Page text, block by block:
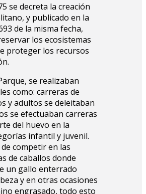
se decreta la creación
y publicado en la
de la misma fecha,
los ecosistemas
proteger los recursos
se realizaban
como: carreras de
y adultos se deleitaban
se efectuaban carreras
del huevo en la
infantil y juvenil.
competir en las
de caballos donde
un gallo enterrado
y en otras ocasiones
engrasado, todo esto